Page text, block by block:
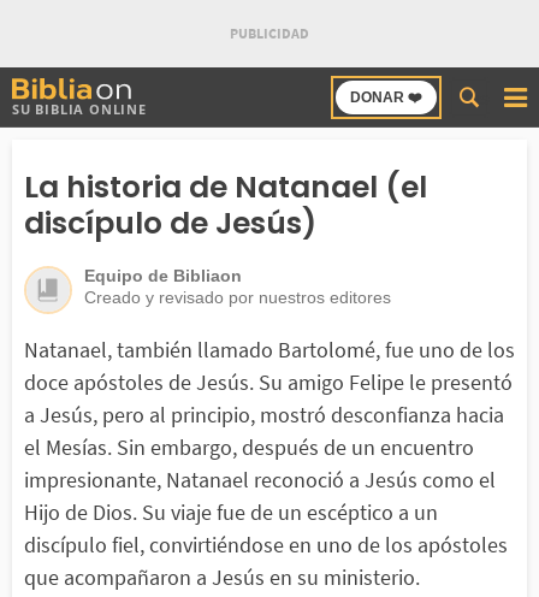
SU BIBLIA ONLINE
DONAR ❤️
Buscar
en
La historia de Natanael (el
discípulo de Jesús)
Equipo de Bibliaon
Creado y revisado por nuestros editores
Natanael, también llamado Bartolomé, fue uno de los
doce apóstoles de Jesús. Su amigo Felipe le presentó
a Jesús, pero al principio, mostró desconfianza hacia
el Mesías. Sin embargo, después de un encuentro
impresionante, Natanael reconoció a Jesús como el
Hijo de Dios. Su viaje fue de un escéptico a un
discípulo fiel, convirtiéndose en uno de los apóstoles
que acompañaron a Jesús en su ministerio.